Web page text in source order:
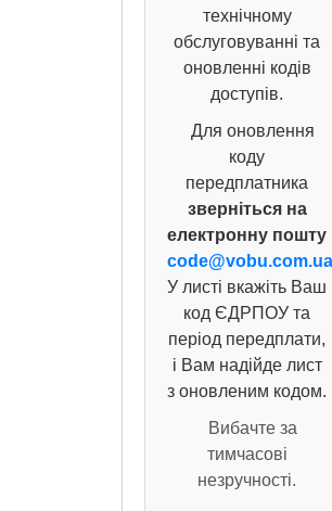
технічному
обслуговуванні та
оновленні кодів
доступів.
Для оновлення
коду
передплатника
зверніться на
електронну пошту
code@vobu.com.ua
У листі вкажіть Ваш
код ЄДРПОУ та
період передплати,
і Вам надійде лист
з оновленим кодом.
Вибачте за
тимчасові
незручності.